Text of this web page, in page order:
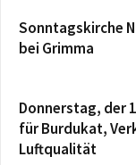
Sonntagskirche
bei Grimma
Donnerstag, der
für Burdukat,
Luftqualität